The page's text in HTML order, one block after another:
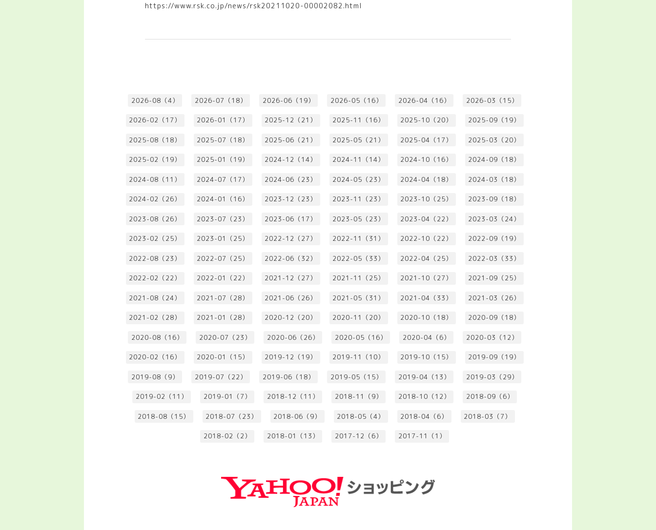
https://www.rsk.co.jp/news/rsk20211020-00002082.html
2026-08（4） 2026-07（18） 2026-06（19） 2026-05（16） 2026-04（16） 2026-03（15）
2026-02（17） 2026-01（17） 2025-12（21） 2025-11（16） 2025-10（20） 2025-09（19）
2025-08（18） 2025-07（18） 2025-06（21） 2025-05（21） 2025-04（17） 2025-03（20）
2025-02（19） 2025-01（19） 2024-12（14） 2024-11（14） 2024-10（16） 2024-09（18）
2024-08（11） 2024-07（17） 2024-06（23） 2024-05（23） 2024-04（18） 2024-03（18）
2024-02（26） 2024-01（16） 2023-12（23） 2023-11（23） 2023-10（25） 2023-09（18）
2023-08（26） 2023-07（23） 2023-06（17） 2023-05（23） 2023-04（22） 2023-03（24）
2023-02（25） 2023-01（25） 2022-12（27） 2022-11（31） 2022-10（22） 2022-09（19）
2022-08（23） 2022-07（25） 2022-06（32） 2022-05（33） 2022-04（25） 2022-03（33）
2022-02（22） 2022-01（22） 2021-12（27） 2021-11（25） 2021-10（27） 2021-09（25）
2021-08（24） 2021-07（28） 2021-06（26） 2021-05（31） 2021-04（33） 2021-03（26）
2021-02（28） 2021-01（28） 2020-12（20） 2020-11（20） 2020-10（18） 2020-09（18）
2020-08（16） 2020-07（23） 2020-06（26） 2020-05（16） 2020-04（6） 2020-03（12）
2020-02（16） 2020-01（15） 2019-12（19） 2019-11（10） 2019-10（15） 2019-09（19）
2019-08（9） 2019-07（22） 2019-06（18） 2019-05（15） 2019-04（13） 2019-03（29）
2019-02（11） 2019-01（7） 2018-12（11） 2018-11（9） 2018-10（12） 2018-09（6）
2018-08（15） 2018-07（23） 2018-06（9） 2018-05（4） 2018-04（6） 2018-03（7）
2018-02（2） 2018-01（13） 2017-12（6） 2017-11（1）